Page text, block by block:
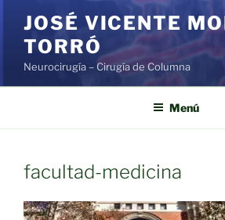
contenido
JOSÉ VICENTE
TORRÓ
Neurocirugía – Cirugía de Columna
Menú
facultad-medicina